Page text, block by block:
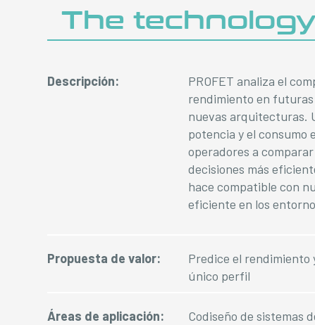
The technology
Descripción:
PROFET analiza el
rendimiento en futuras
nuevas arquitecturas.
potencia y el consumo
operadores a
decisiones más
hace compatible con
eficiente en los
Propuesta de valor:
Predice el rendimiento
único perfil
Áreas de aplicación:
Codiseño de sistemas